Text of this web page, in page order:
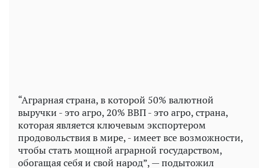
“Аграрная страна, в которой 50% валютной
выручки - это агро, 20% ВВП - это агро, страна,
которая является ключевым экспортером
продовольствия в мире, - имеет все возможности,
чтобы стать мощной аграрной государством,
обогащая себя и свой народ”, — подытожил